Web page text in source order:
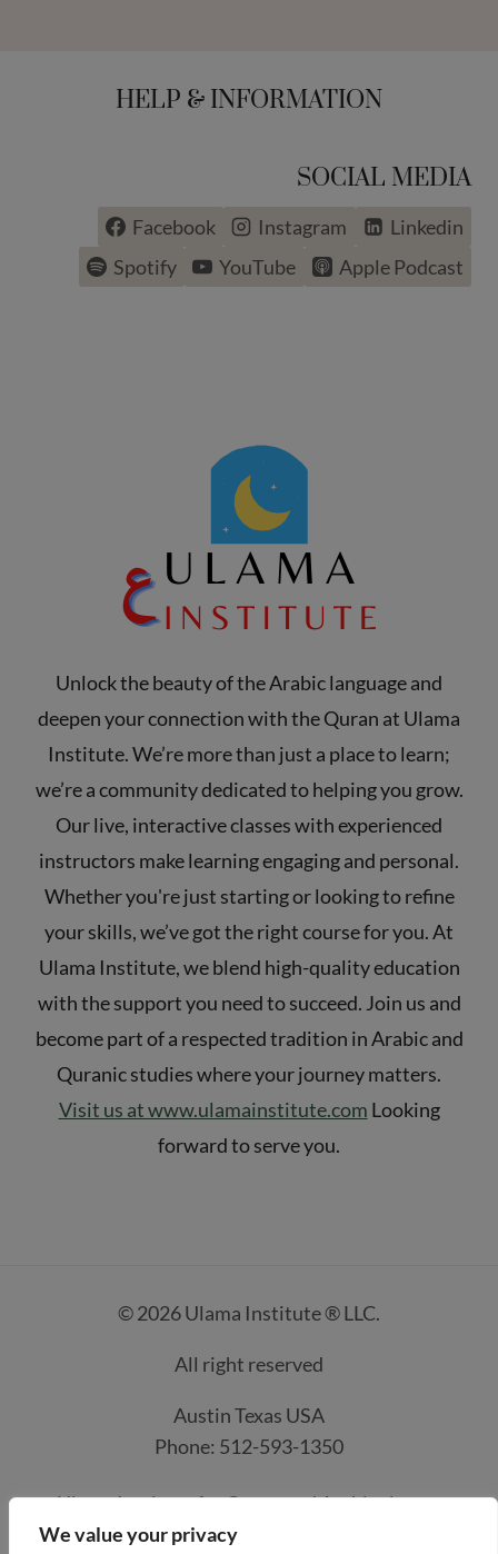
We value your privacy
HELP & INFORMATION
SOCIAL MEDIA
Facebook Instagram
Linkedin
Spotify
YouTube Apple Podcast
Unlock the beauty of the Arabic language and
deepen your connection with the Quran at Ulama
Institute. We’re more than just a place to learn;
we’re a community dedicated to helping you grow.
Our live, interactive classes with experienced
instructors make learning engaging and personal.
Whether you're just starting or looking to refine
your skills, we’ve got the right course for you. At
Ulama Institute, we blend high-quality education
with the support you need to succeed. Join us and
become part of a respected tradition in Arabic and
Quranic studies where your journey matters.
Visit us at www.ulamainstitute.com Looking
forward to serve you.
© 2026 Ulama Institute ® LLC.
All right reserved
Austin Texas USA
Phone: 512-593-1350
Ulama Institute for Quran and Arabic classes
Contacts
How it work